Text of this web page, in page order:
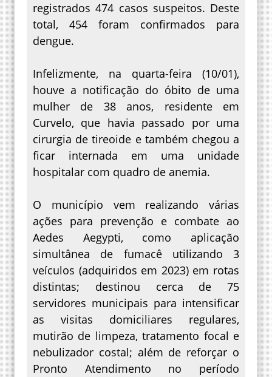
registrados 474 casos suspeitos. Deste
total, 454 foram confirmados para
dengue.
Infelizmente, na quarta-feira (10/01),
houve a notificação do óbito de uma
mulher de 38 anos, residente em
Curvelo, que havia passado por uma
cirurgia de tireoide e também chegou a
ficar internada em uma unidade
hospitalar com quadro de anemia.
O município vem realizando várias
ações para prevenção e combate ao
Aedes Aegypti, como aplicação
simultânea de fumacê utilizando 3
veículos (adquiridos em 2023) em rotas
distintas; destinou cerca de 75
servidores municipais para intensificar
as visitas domiciliares regulares,
mutirão de limpeza, tratamento focal e
nebulizador costal; além de reforçar o
Pronto Atendimento no período